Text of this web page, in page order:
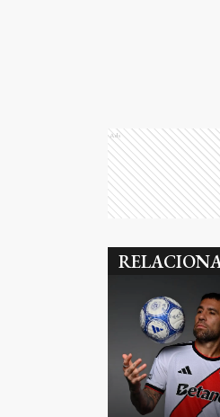
Ads